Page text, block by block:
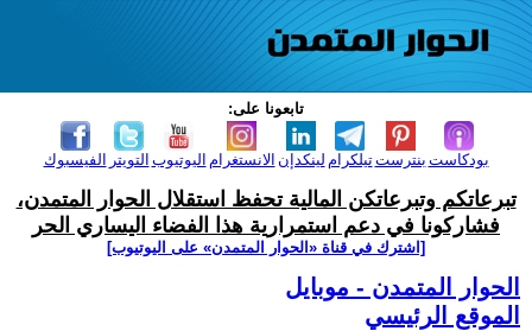
تابعونا على:
الفيسبوك التويتر اليوتيوب الانستغرام لينكدإن تيلكرامبنترست بودكاست
تبرعاتكم وتبرعاتكن المالية تحفظ استقلال الحوار المتمدن،
فشاركونا في دعم استمرارية هذا الفضاء اليساري الحر
[اشترك في قناة ‫«الحوار المتمدن» على اليوتيوب]
الحوار المتمدن - موبايل
الموقع الرئيسي